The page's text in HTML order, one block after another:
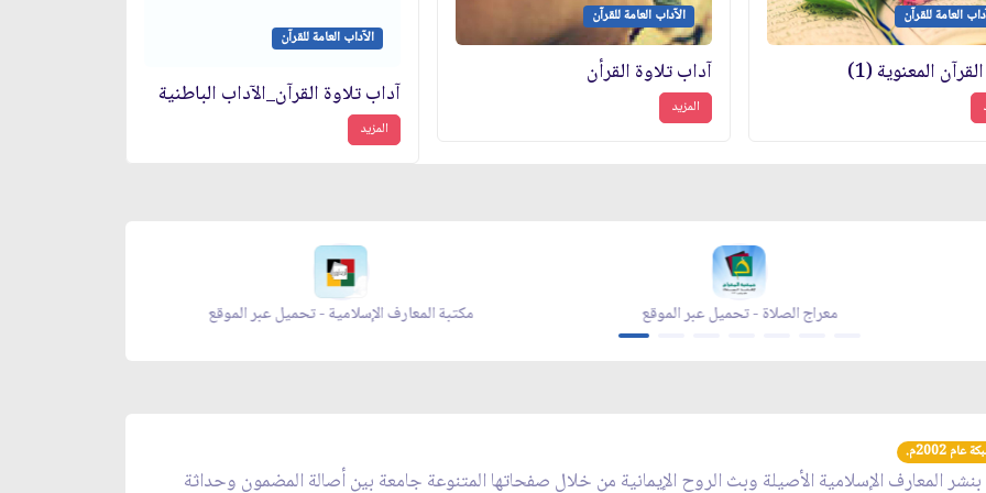
العامة للقرآن
المعنوية (1)
الآداب العامة للقرآن
آداب تلاوة القرأن
المزيد
الآداب العامة للقرآن
آداب تلاوة القرآن_الآداب الباطنية
المزيد
مكتبة المعارف الإسلامية - تحميل عبر الموقع معراج الصلاة - تحميل عبر الموقع
2002م.
المعارف الإسلامية الأصيلة وبث الروح الإيمانية من خلال صفحاتها المتنوعة جامعة بين أصالة المضمون وحداثة